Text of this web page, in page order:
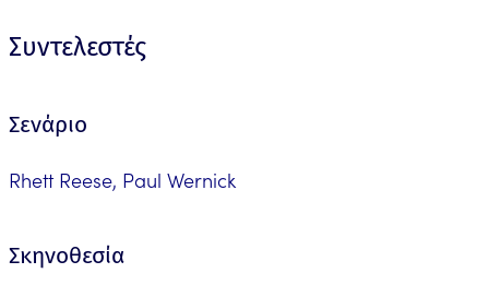
Συντελεστές
Σενάριο
Rhett Reese, Paul Wernick
Σκηνοθεσία